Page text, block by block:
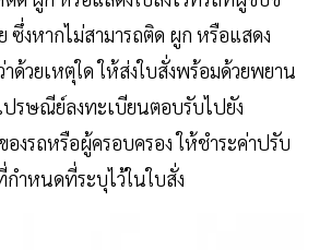
ซึ่งหากไม่สามารถติด ผูก หรือแสดง
าด้วยเหตุใด ให้ส่งใบสั่งพร้อมด้วยพยาน
ปรษณีย์ลงทะเบียนตอบรับไปยัง
องรถหรือผู้ครอบครอง ให้ชำระค่าปรับ
กำหนดที่ระบุไว้ในใบสั่ง